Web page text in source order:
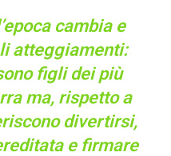
cambia e
atteggiamenti:
figli dei più
ma, rispetto a
divertirsi,
e firmare